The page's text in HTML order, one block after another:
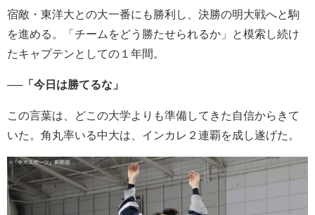
宿敵・東洋大との大一番にも勝利し、決勝の明大戦へと駒
を進める。「チームをどう勝たせられるか」と模索し続け
たキャプテンとしての１年間。
──「今日は勝てるな」
この言葉は、どこの大学よりも準備してきた自信からきて
いた。角丸率いる中大は、インカレ２連覇を成し遂げた。